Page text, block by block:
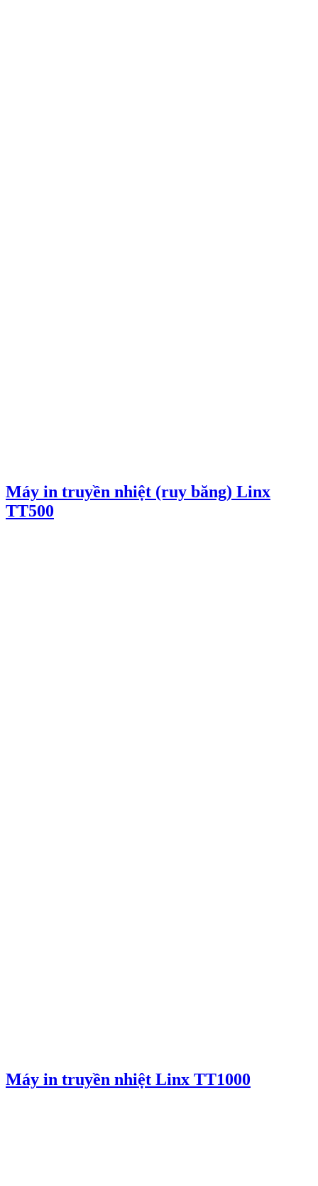
Máy in truyền nhiệt (ruy băng) Linx
TT500
Máy in truyền nhiệt Linx TT1000